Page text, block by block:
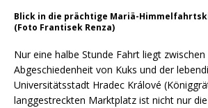
Blick in die prächtige Mariä-
(Foto Frantisek Renza)
Nur eine halbe Stunde Fahrt liegt zwischen
Abgeschiedenheit von Kuks und der
Universitätsstadt Hradec Králové
langgestreckten Marktplatz ist nicht nur